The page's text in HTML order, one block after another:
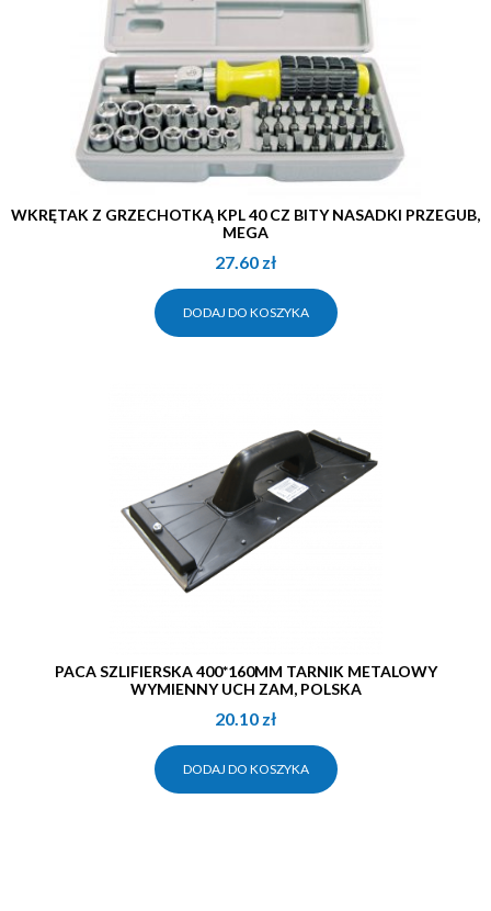
WKRĘTAK Z GRZECHOTKĄ KPL 40 CZ BITY NASADKI PRZEGUB,
MEGA
27.60 zł
DODAJ DO KOSZYKA
PACA SZLIFIERSKA 400*160MM TARNIK METALOWY
WYMIENNY UCH ZAM, POLSKA
20.10 zł
DODAJ DO KOSZYKA